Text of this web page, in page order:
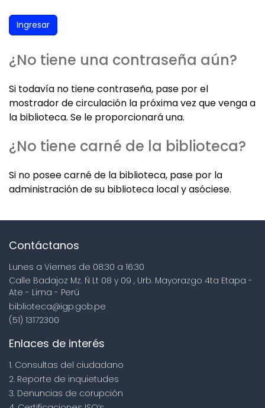
¿No tiene una contraseña aún?
Si todavía no tiene contraseña, pase por el
mostrador de circulación la próxima vez que venga a
la biblioteca. Se le proporcionará una.
¿No tiene carné de la biblioteca?
Si no posee carné de la biblioteca, pase por la
administración de su biblioteca local y asóciese.
Contáctanos
Lunes a Viernes de 08:30 a 16:30
Calle Badajoz Mz. Ñ Lt 08 y 09 , Urb. Mayorazgo 4ta Etapa -
Ate - Lima - Perú
biblioteca@igp.gob.pe
(51) 13172300
Enlaces de interés
1. Consultas del ciudadano
2. Reporte de inquietudes
3. Denuncias de corupción